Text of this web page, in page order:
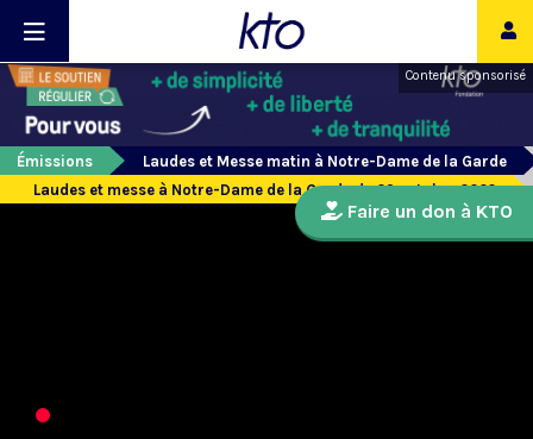
Contenu sponsorisé
Émissions
Laudes et Messe matin à Notre-Dame de la Garde
Laudes et messe à Notre-Dame de la Garde du 29 octobre 2022
Faire un don à KTO